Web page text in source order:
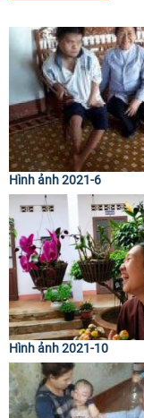
Hình ảnh 2021-6
Hình ảnh 2021-10